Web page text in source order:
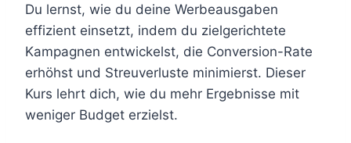
Du lernst, wie du deine Werbeausgaben
effizient einsetzt, indem du zielgerichtete
Kampagnen entwickelst, die Conversion-Rate
erhöhst und Streuverluste minimierst. Dieser
Kurs lehrt dich, wie du mehr Ergebnisse mit
weniger Budget erzielst.